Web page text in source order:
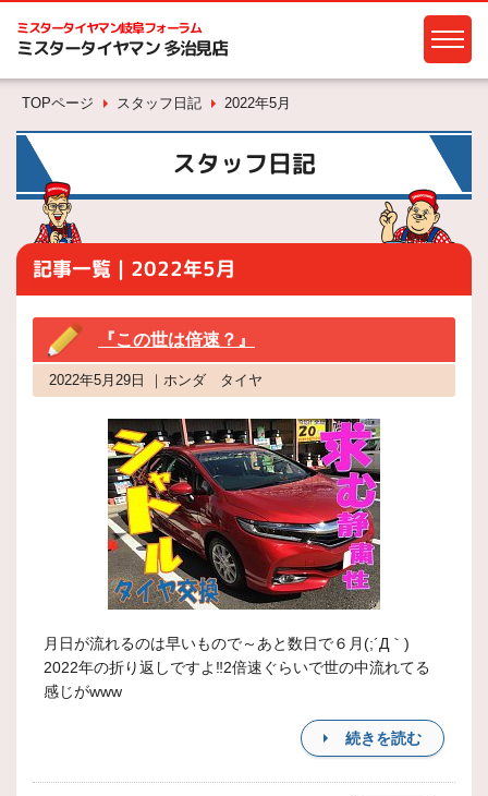
ミスタータイヤマン岐阜フォーラム
ミスタータイヤマン 多治見店
TOPページ スタッフ日記 2022年5月
スタッフ日記
記事一覧｜2022年5月
『この世は倍速？』
2022年5月29日 ｜ホンダ タイヤ
月日が流れるのは早いもので～あと数日で６月(;´Д｀)
2022年の折り返しですよ‼2倍速ぐらいで世の中流れてる
感じがwww
続きを読む